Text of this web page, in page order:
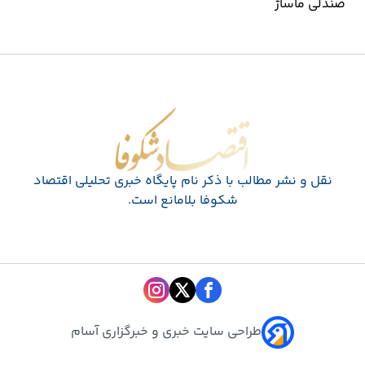
صندلی ماساژ
اقتصاد شکوفا
نقل و نشر مطالب با ذکر نام پايگاه خبری تحليلی اقتصاد
شکوفا بلامانع است.
طراحی سایت خبری و خبرگزاری آسام